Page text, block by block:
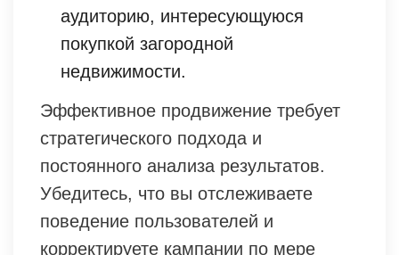
аудиторию, интересующуюся
покупкой загородной
недвижимости.
Эффективное продвижение требует
стратегического подхода и
постоянного анализа результатов.
Убедитесь, что вы отслеживаете
поведение пользователей и
корректируете кампании по мере